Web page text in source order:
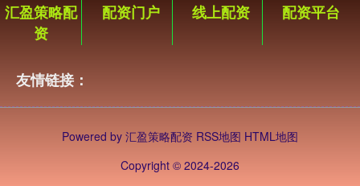
汇盈策略配
资
配资门户 线上配资 配资平台
友情链接：
Powered by 汇盈策略配资 RSS地图 HTML地图
Copyright © 2024-2026